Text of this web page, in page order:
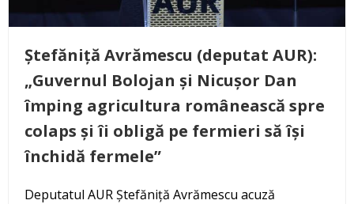
Ștefăniță Avrămescu (deputat AUR):
„Guvernul Bolojan și Nicușor Dan
împing agricultura românească spre
colaps și îi obligă pe fermieri să își
închidă fermele”
Deputatul AUR Ștefăniță Avrămescu acuză